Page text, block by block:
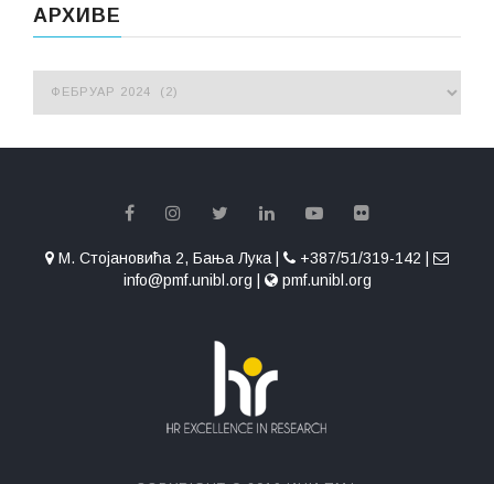
АРХИВЕ
М. Стојановића 2, Бања Лука |
+387/51/319-142 |
info@pmf.unibl.org |
pmf.unibl.org